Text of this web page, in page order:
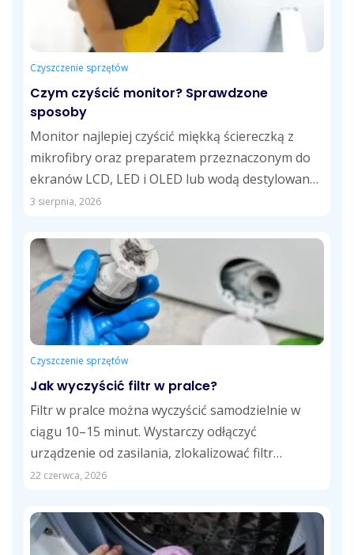
Czyszczenie sprzętów
Czym czyścić monitor? Sprawdzone
sposoby
Monitor najlepiej czyścić miękką ściereczką z
mikrofibry oraz preparatem przeznaczonym do
ekranów LCD, LED i OLED lub wodą destylowaną.
Takie...
3 sierpnia, 2026
Czyszczenie sprzętów
Jak wyczyścić filtr w pralce?
Filtr w pralce można wyczyścić samodzielnie w
ciągu 10–15 minut. Wystarczy odłączyć
urządzenie od zasilania, zlokalizować filtr
odpływowy, usunąć zalegające...
22 czerwca, 2026